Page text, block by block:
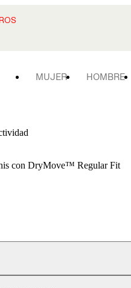
MUJER HOMBRE
con DryMove™ Regular Fit